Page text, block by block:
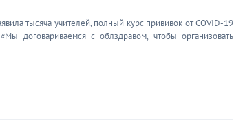
тысяча учителей, полный курс прививок от COVID-19
договариваемся с облздравом, чтобы организовать